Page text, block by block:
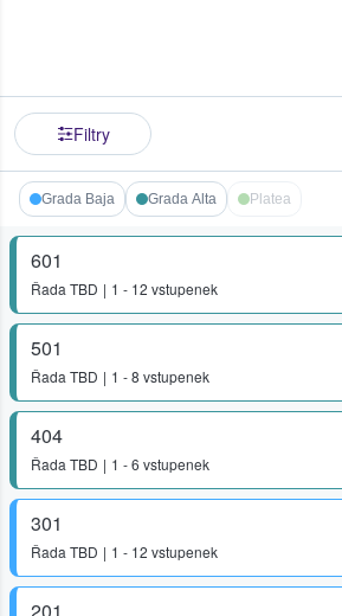
Filtry
Grada Baja Grada Alta Platea
601
Řada TBD 1 - 12 vstupenek
501
Řada TBD 1 - 8 vstupenek
404
Řada TBD 1 - 6 vstupenek
301
Řada TBD 1 - 12 vstupenek